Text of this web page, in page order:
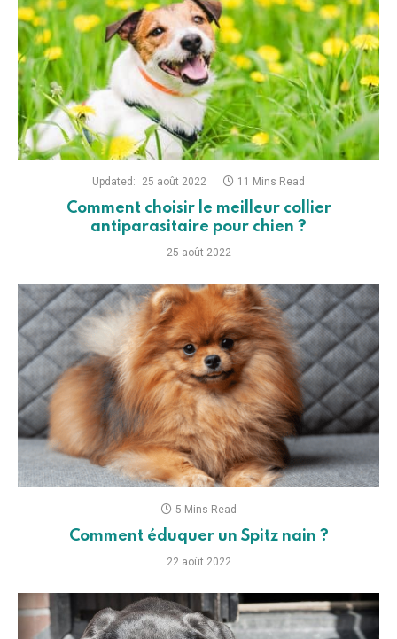
Updated: 25 août 2022 11 Mins Read
Comment choisir le meilleur collier
antiparasitaire pour chien ?
25 août 2022
5 Mins Read
Comment éduquer un Spitz nain ?
22 août 2022